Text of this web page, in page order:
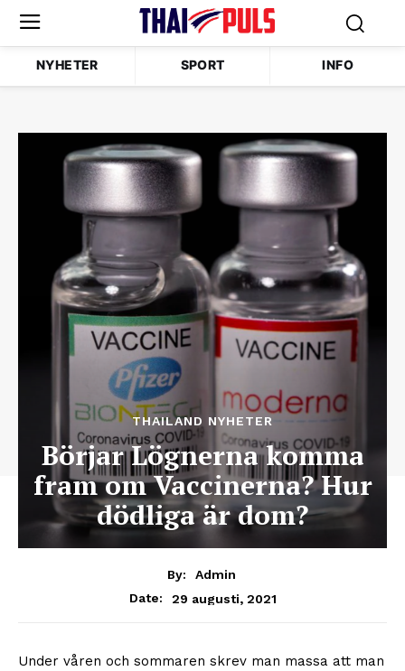
NYHETER SPORT INFO
THAILAND NYHETER
Börjar Lögnerna komma
fram om Vaccinerna? Hur
dödliga är dom?
By:
Admin
Date:
29 augusti, 2021
Under våren och sommaren skrev man massa att man